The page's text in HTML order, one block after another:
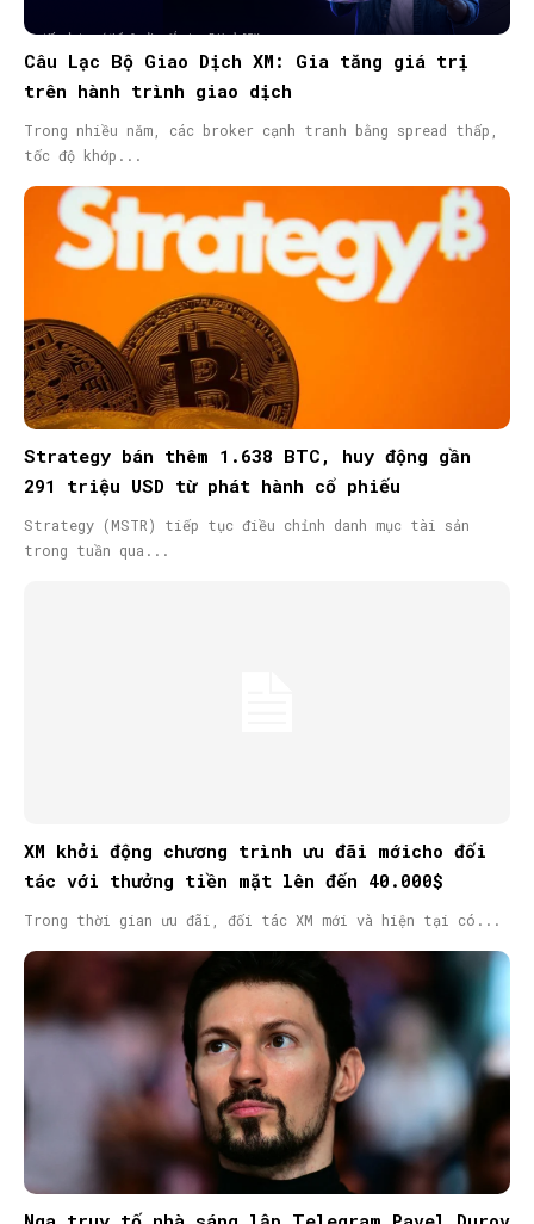
Câu Lạc Bộ Giao Dịch XM: Gia tăng giá trị
trên hành trình giao dịch
Trong nhiều năm, các broker cạnh tranh bằng spread thấp,
tốc độ khớp...
Strategy bán thêm 1.638 BTC, huy động gần
291 triệu USD từ phát hành cổ phiếu
Strategy (MSTR) tiếp tục điều chỉnh danh mục tài sản
trong tuần qua...
XM khởi động chương trình ưu đãi mớicho đối
tác với thưởng tiền mặt lên đến 40.000$
Trong thời gian ưu đãi, đối tác XM mới và hiện tại có...